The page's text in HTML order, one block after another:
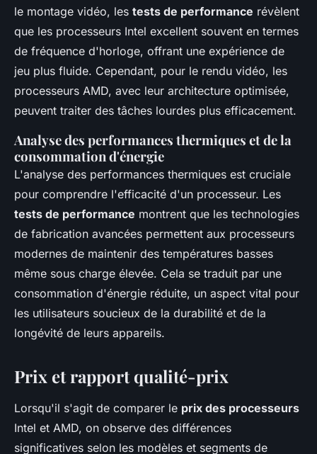
le montage vidéo, les tests de performance révèlent
que les processeurs Intel excellent souvent en termes
de fréquence d'horloge, offrant une expérience de
jeu plus fluide. Cependant, pour le rendu vidéo, les
processeurs AMD, avec leur architecture optimisée,
peuvent traiter des tâches lourdes plus efficacement.
Analyse des performances thermiques et de la
consommation d'énergie
L'analyse des performances thermiques est cruciale
pour comprendre l'efficacité d'un processeur. Les
tests de performance montrent que les technologies
de fabrication avancées permettent aux processeurs
modernes de maintenir des températures basses
même sous charge élevée. Cela se traduit par une
consommation d'énergie réduite, un aspect vital pour
les utilisateurs soucieux de la durabilité et de la
longévité de leurs appareils.
Prix et rapport qualité-prix
Lorsqu'il s'agit de comparer le prix des processeurs
Intel et AMD, on observe des différences
significatives selon les modèles et segments de